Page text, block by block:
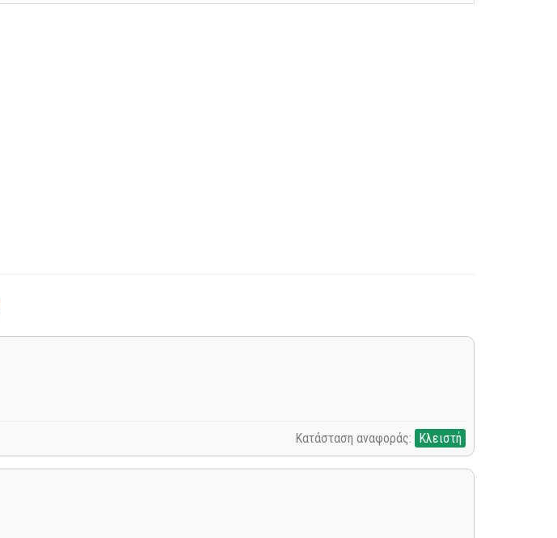
Κατάσταση αναφοράς: Κλειστή